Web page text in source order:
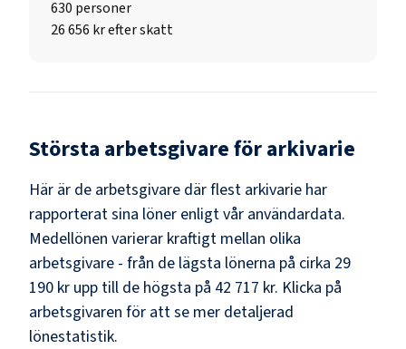
630 personer
26 656 kr efter skatt
Största arbetsgivare förarkivarie
Här är de arbetsgivare där flest arkivarie har
rapporterat sina löner enligt vår användardata.
Medellönen varierar kraftigt mellan olika
arbetsgivare - från de lägsta lönerna på cirka 29
190 kr upp till de högsta på 42 717 kr. Klicka på
arbetsgivaren för att se mer detaljerad
lönestatistik.